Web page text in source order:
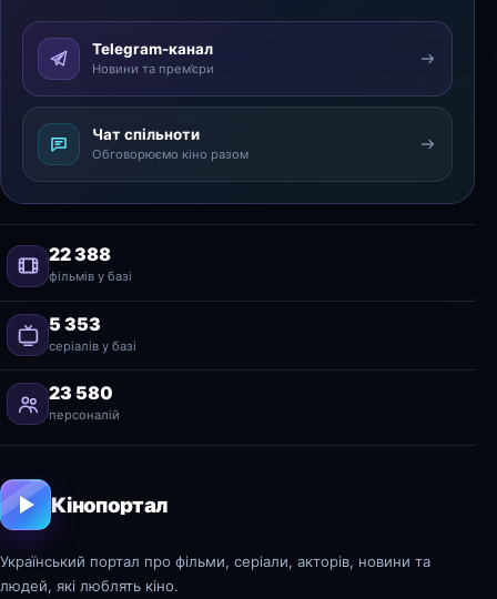
Telegram-канал
Новини та прем’єри
Чат спільноти
Обговорюємо кіно разом
22 388
фільмів у базі
5 353
серіалів у базі
23 580
персоналій
Кінопортал
Український портал про фільми, серіали, акторів, новини та
людей, які люблять кіно.